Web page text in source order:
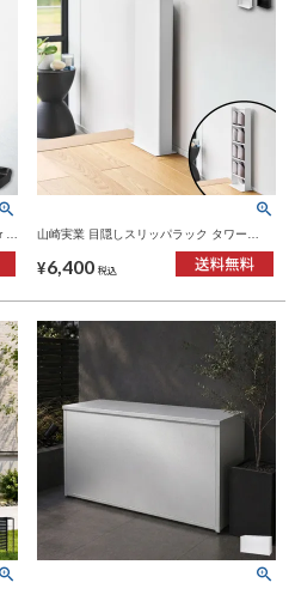
|
山崎実業 目隠しスリッパラック タワー
tower | インテリア雑貨・タワーシリーズ
¥6,400 税込